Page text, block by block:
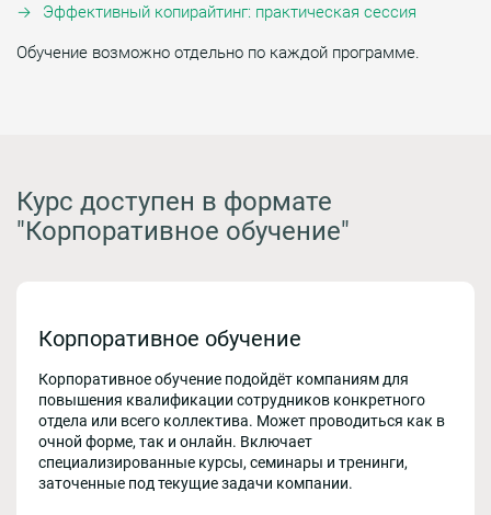
Эффективный копирайтинг: практическая сессия
Обучение возможно отдельно по каждой программе.
Курс доступен в формате
"Корпоративное обучение"
Корпоративное обучение
Корпоративное обучение подойдёт компаниям для
повышения квалификации сотрудников конкретного
отдела или всего коллектива. Может проводиться как в
очной форме, так и онлайн. Включает
специализированные курсы, семинары и тренинги,
заточенные под текущие задачи компании.